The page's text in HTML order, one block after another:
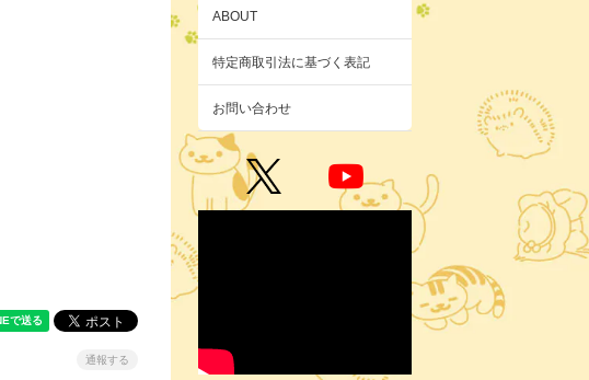
通報する
ABOUT
特定商取引法に基づく表記
お問い合わせ